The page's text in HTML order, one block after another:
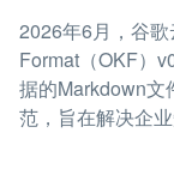
2026年6月，谷
Format（OKF）
据的Markdown文
范，旨在解决企